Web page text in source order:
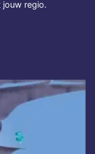
jouw regio.